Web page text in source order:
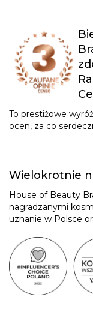
To prestiżowe
ocen, za co
Wielokrotnie
House of Beauty
nagradzanymi
uznanie w Polsce